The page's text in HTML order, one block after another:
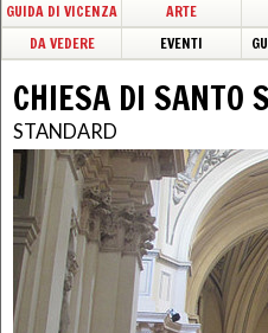
GUIDA DI VICENZA ARTE
DA VEDERE
EVENTI
CHIESA DI SANTO
STANDARD